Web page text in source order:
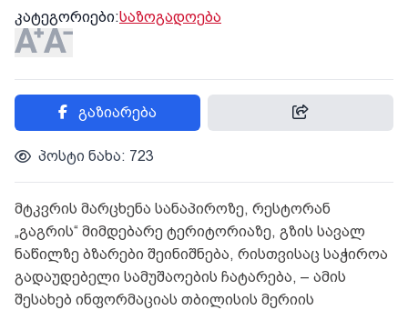
კატეგორიები:საზოგადოება
გაზიარება
პოსტი ნახა: 723
მტკვრის მარცხენა სანაპიროზე, რესტორან
„გაგრის“ მიმდებარე ტერიტორიაზე, გზის სავალ
ნაწილზე ბზარები შეინიშნება, რისთვისაც საჭიროა
გადაუდებელი სამუშაოების ჩატარება, – ამის
შესახებ ინფორმაციას თბილისის მერიის